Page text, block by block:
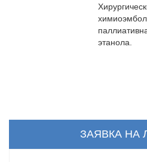
этанола.
ЗАЯВКА НА